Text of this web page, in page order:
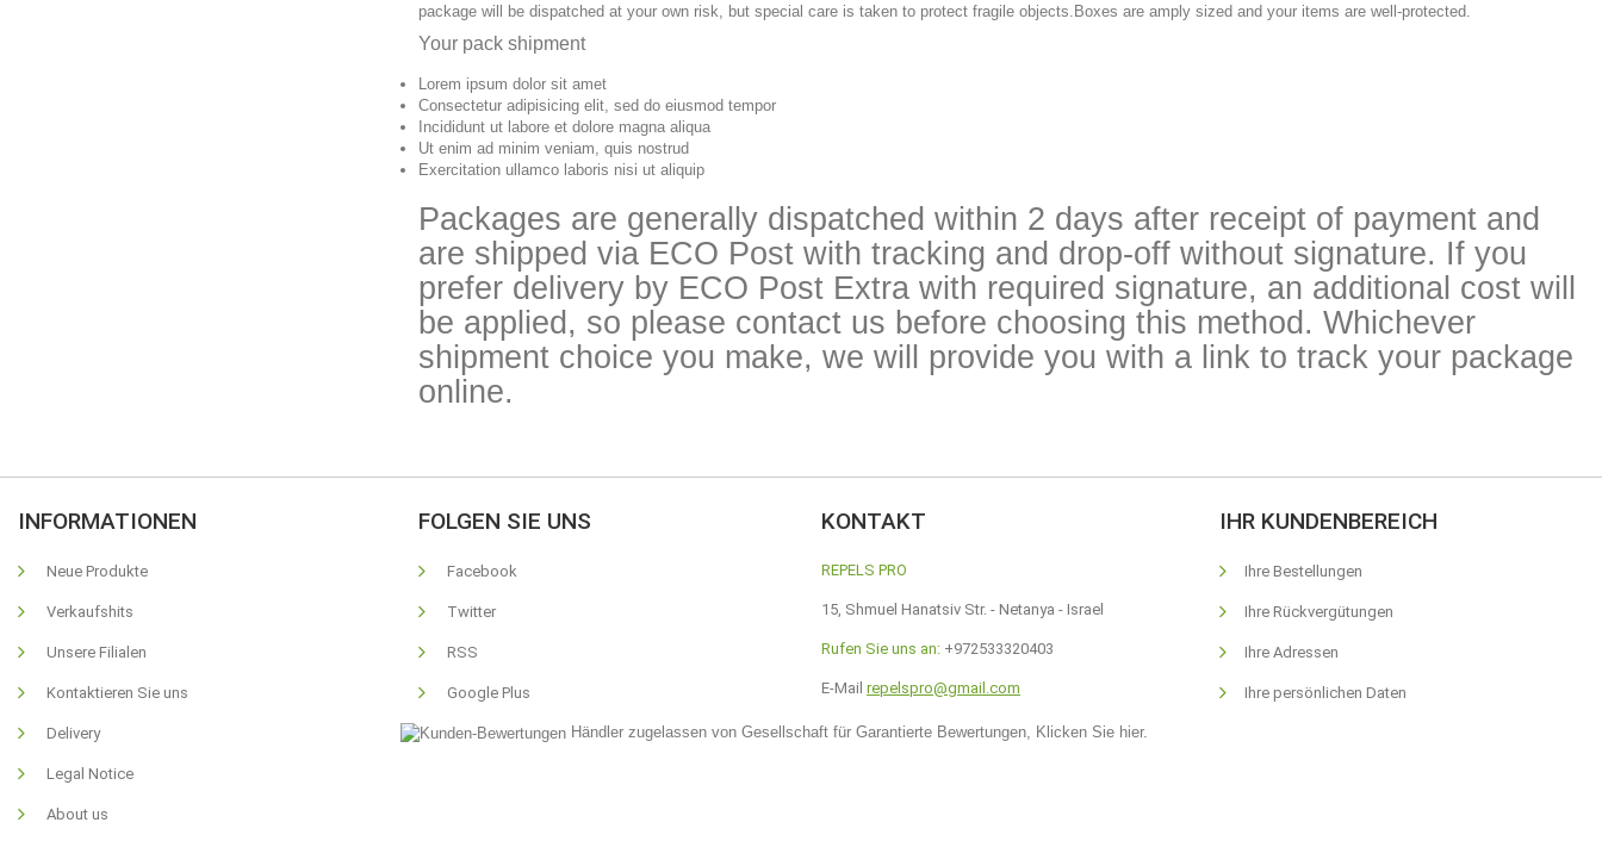
package will be dispatched at your own risk, but special care is taken to protect fragile objects.Boxes are amply sized and your items are well-protected.
Your pack shipment
Lorem ipsum dolor sit amet
Consectetur adipisicing elit, sed do eiusmod tempor
Incididunt ut labore et dolore magna aliqua
Ut enim ad minim veniam, quis nostrud
Exercitation ullamco laboris nisi ut aliquip
Packages are generally dispatched within 2 days after receipt of payment and
are shipped via ECO Post with tracking and drop-off without signature. If you
prefer delivery by ECO Post Extra with required signature, an additional cost will
be applied, so please contact us before choosing this method. Whichever
shipment choice you make, we will provide you with a link to track your package
online.
INFORMATIONEN
Neue Produkte
Verkaufshits
Unsere Filialen
Kontaktieren Sie uns
Delivery
Legal Notice
About us
FOLGEN SIE UNS
Facebook
Twitter
RSS
Google Plus
KONTAKT
REPELS PRO
15, Shmuel Hanatsiv Str. - Netanya - Israel
Rufen Sie uns an: +972533320403
E-Mail repelspro@gmail.com
IHR KUNDENBEREICH
Ihre Bestellungen
Ihre Rückvergütungen
Ihre Adressen
Ihre persönlichen Daten
Händler zugelassen von Gesellschaft für Garantierte Bewertungen, Klicken Sie hier.